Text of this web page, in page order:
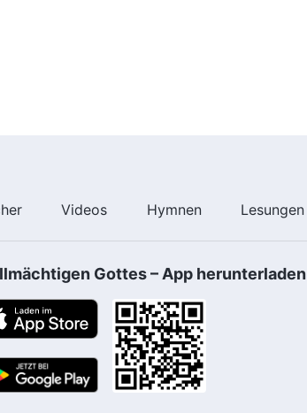
Videos Hymnen Lesungen
Gottes – App herunterladen